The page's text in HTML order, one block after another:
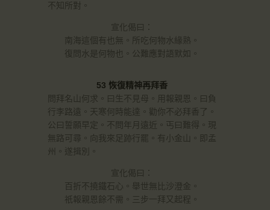
不知所對。
宣化偈曰：
南海這個有也無。所吃何物水緣熟。
復問水是何物也。公難應對語默如。
53 恢復精神再拜香
問拜名山何求。曰生不見母。用報親恩。曰負
行李路遠。天寒何時能達。勸你不必拜香了。
公曰誓願早定。不問年月遠近。丐曰難得。現
無路可尋。向我來足跡行罷。有小金山。即孟
州。遂揖別。
宣化偈曰：
百折不撓鐵石心。舉世無比沙澄金。
祇報親恩餘不需。三步一拜又起程。